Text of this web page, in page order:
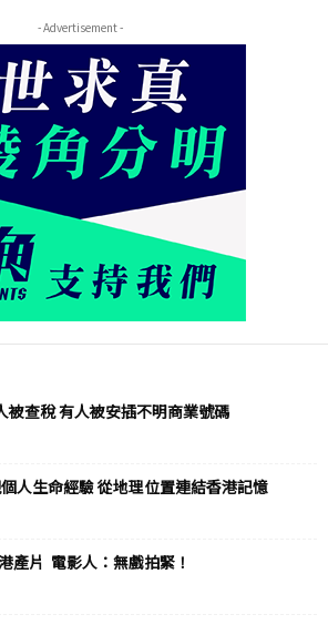
- Advertisement -
被查稅 有人被安插不明商業號碼
人生命經驗 從地理位置連結香港記憶
產片 電影人：無戲拍緊！